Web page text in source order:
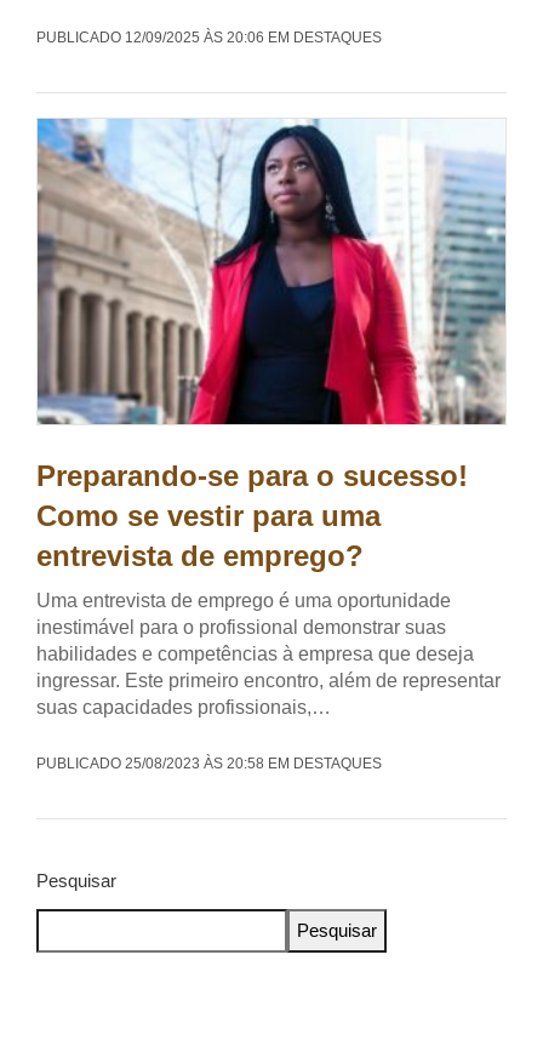
PUBLICADO 12/09/2025 ÀS 20:06 EM DESTAQUES
Preparando-se para o sucesso!
Como se vestir para uma
entrevista de emprego?
Uma entrevista de emprego é uma oportunidade
inestimável para o profissional demonstrar suas
habilidades e competências à empresa que deseja
ingressar. Este primeiro encontro, além de representar
suas capacidades profissionais,…
PUBLICADO 25/08/2023 ÀS 20:58 EM DESTAQUES
Pesquisar
Pesquisar